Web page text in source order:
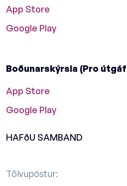
App Store
Google Play
Boðunarskýrsla (Pro
App Store
Google Play
HAFðU SAMBAND
Tölvupóstur: